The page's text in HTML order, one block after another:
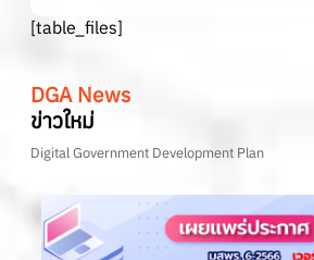
[table_files]
DGA News
ข่าวใหม่
Digital Government Development Plan